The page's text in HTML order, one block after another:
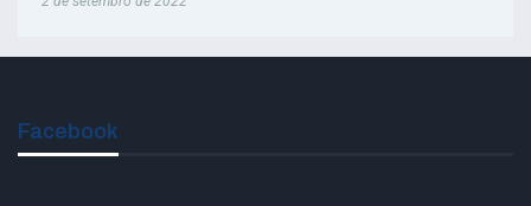
Facebook